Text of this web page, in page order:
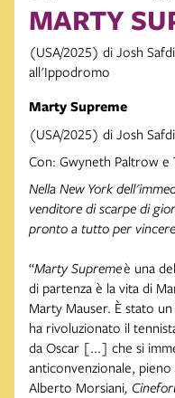
MARTY
(USA/2025) di Josh
all'Ippodromo
Marty Supreme
(USA/2025) di Josh
Con: Gwyneth Paltrow e
Nella New York
venditore di scarpe di
pronto a tutto per
“Marty Supremeè una
di partenza è la vita di
Marty Mauser. È stato
ha rivoluzionato il
da Oscar [...] che si
anticonvenzionale, pieno
Alberto Morsiani,